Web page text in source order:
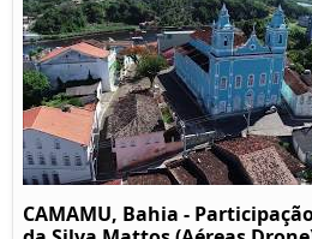
CAMAMU, Bahia -